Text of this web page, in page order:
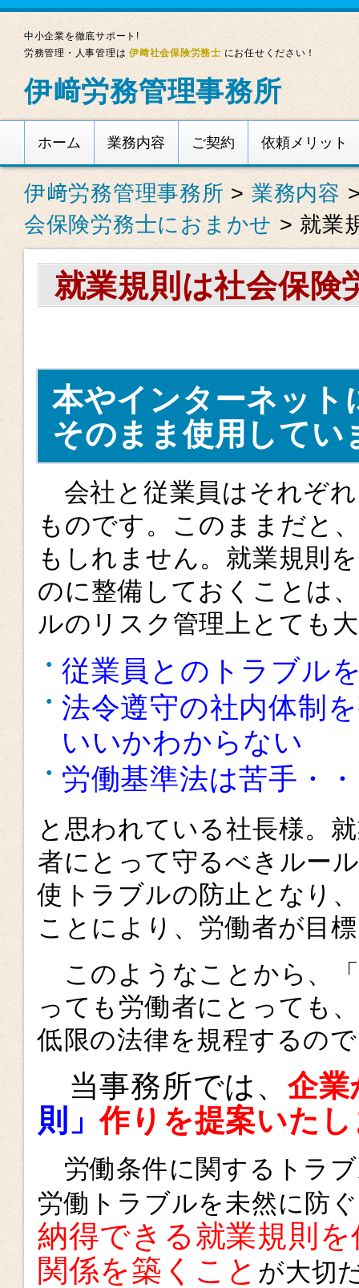
中小企業を徹底サポート!
労務管理・人事管理は伊﨑社会保険労務士 にお任せください！
伊﨑労務管理事務所
ホーム 業務内容 ご契約 依頼メリット
伊﨑労務管理事務所 > 業務内容
会保険労務士におまかせ > 就業
就業規則は社会保険
本やインターネット
そのまま使用してい
会社と従業員はそれぞ
ものです。このままだと
もしれません。就業規則
のに整備しておくことは
ルのリスク管理上とても
従業員とのトラブル
法令遵守の社内体制
いいかわからない
労働基準法は苦手・
と思われている社長様。
者にとって守るべきルー
使トラブルの防止となり
ことにより、労働者が目
このようなことから、
っても労働者にとっても
低限の法律を規程するの
当事務所では、 企業
則」作り を提案いた
労働条件に関するトラ
労働トラブルを未然に防
納得できる就業規則
関係を築くこと が大切